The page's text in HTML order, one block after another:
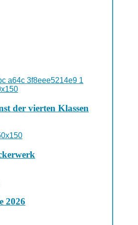
der vierten Klassen
2026